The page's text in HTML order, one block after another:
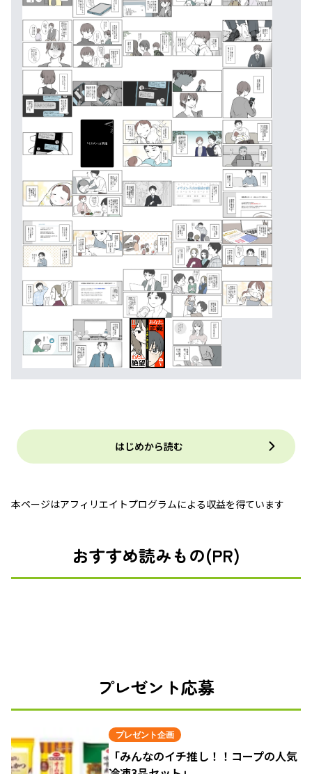
はじめから読む
本ページはアフィリエイトプログラムによる収益を得ています
おすすめ読みもの(PR)
プレゼント応募
プレゼント企画
「みんなのイチ推し！！コープの人気